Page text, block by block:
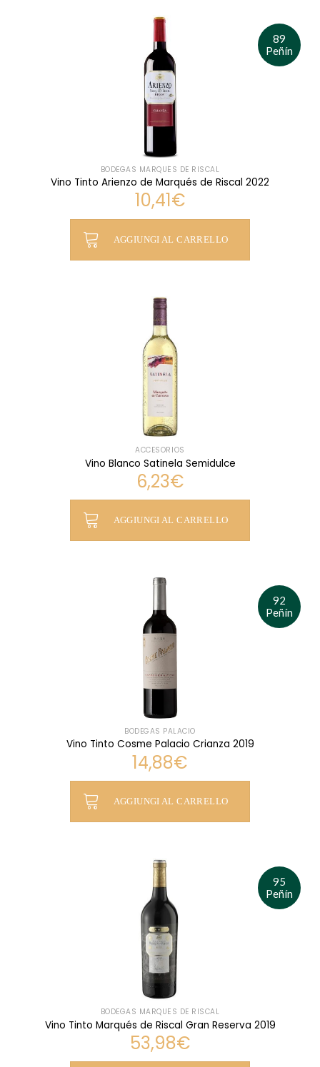
89
Peñín
BODEGAS MARQUÉS DE RISCAL
Vino Tinto Arienzo de Marqués de Riscal 2022
10,41€
AGGIUNGI AL CARRELLO
ACCESORIOS
Vino Blanco Satinela Semidulce
6,23€
AGGIUNGI AL CARRELLO
92
Peñín
BODEGAS PALACIO
Vino Tinto Cosme Palacio Crianza 2019
14,88€
AGGIUNGI AL CARRELLO
95
Peñín
BODEGAS MARQUÉS DE RISCAL
Vino Tinto Marqués de Riscal Gran Reserva 2019
53,98€